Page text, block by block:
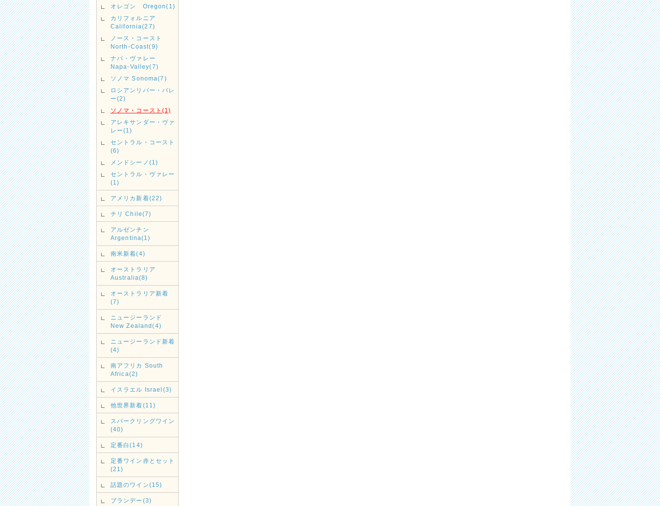
オレゴン Oregon(1)
カリフォルニア
California(27)
ノース・コースト
North-Coast(9)
ナパ・ヴァレー
Napa-Valley(7)
ソノマ Sonoma(7)
ロシアンリバー・バレ
ー(2)
ソノマ・コースト(1)
アレキサンダー・ヴァ
レー(1)
セントラル・コースト
(6)
メンドシーノ(1)
セントラル・ヴァレー
(1)
アメリカ新着(22)
チリ Chile(7)
アルゼンチン
Argentina(1)
南米新着(4)
オーストラリア
Australia(8)
オーストラリア新着
(7)
ニュージーランド
New Zealand(4)
ニュージーランド新着
(4)
南アフリカ South
Africa(2)
イスラエル Israel(3)
他世界新着(11)
スパークリングワイン
(40)
定番白(14)
定番ワイン赤とセット
(21)
話題のワイン(15)
ブランデー(3)